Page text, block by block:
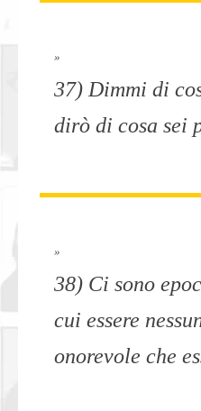
»
37) Dimmi di
dirò di cosa sei
»
38) Ci sono
cui essere
onorevole che